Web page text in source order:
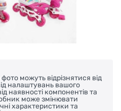
фото можуть відрізнятися від
налаштувань вашого
наявності компонентів та
може змінювати
характеристики та